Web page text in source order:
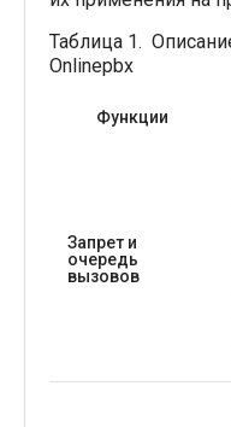
Таблица 1.
Onlinepbx
Функции
Запрет и
очередь
вызовов